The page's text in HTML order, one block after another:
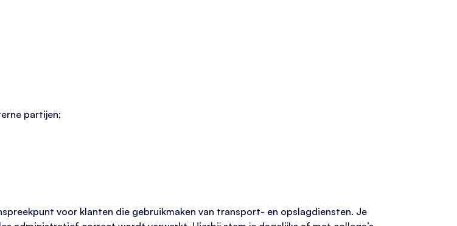
partijen;
voor klanten die gebruikmaken van transport- en opslagdiensten. Je